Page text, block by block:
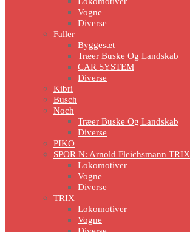
Vogne
Diverse
Faller
Byggesæt
Træer Buske Og Landskab
CAR SYSTEM
Diverse
Kibri
Busch
Noch
Træer Buske Og Landskab
Diverse
PIKO
SPOR N: Arnold Fleichsmann TRIX
Lokomotiver
Vogne
Diverse
TRIX
Lokomotiver
Vogne